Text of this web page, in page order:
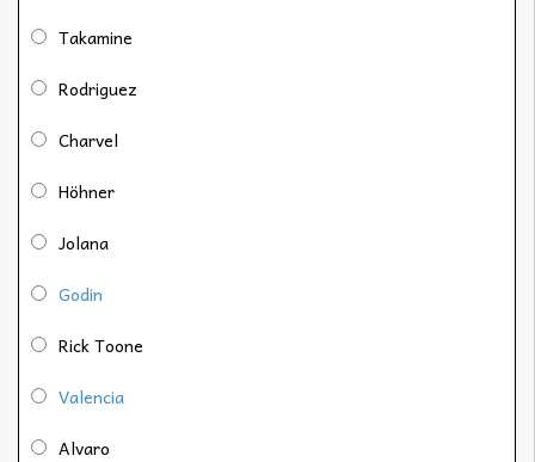
Takamine
Rodriguez
Charvel
Höhner
Jolana
Godin
Rick Toone
Valencia
Alvaro